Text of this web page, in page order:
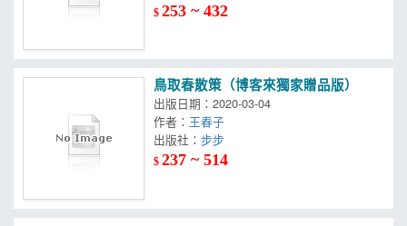
$253 ~ 432
鳥取春散策（博客來獨家贈品版）
出版日期：2020-03-04
作者： 王春子
出版社：
$237 ~ 514